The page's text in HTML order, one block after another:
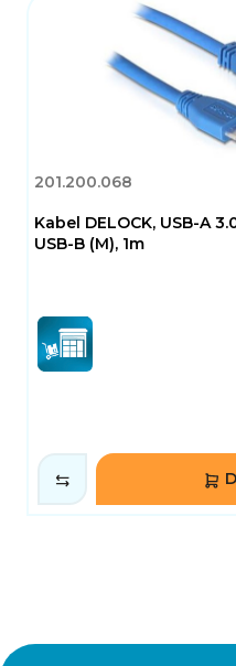
201.200.068
Kabel DELOCK, USB-A
USB-B (M), 1m